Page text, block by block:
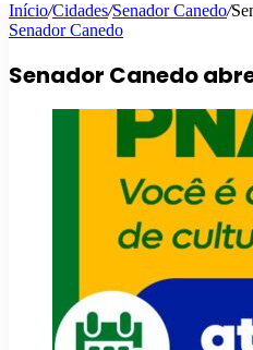
Início/Cidades/Senador Canedo/
Senador Canedo
Senador Canedo